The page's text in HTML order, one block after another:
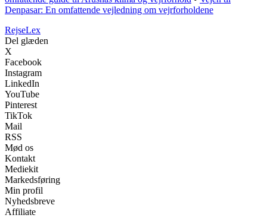
Denpasar: En omfattende vejledning om vejrforholdene
RejseLex
Del glæden
X
Facebook
Instagram
LinkedIn
YouTube
Pinterest
TikTok
Mail
RSS
Mød os
Kontakt
Mediekit
Markedsføring
Min profil
Nyhedsbreve
Affiliate